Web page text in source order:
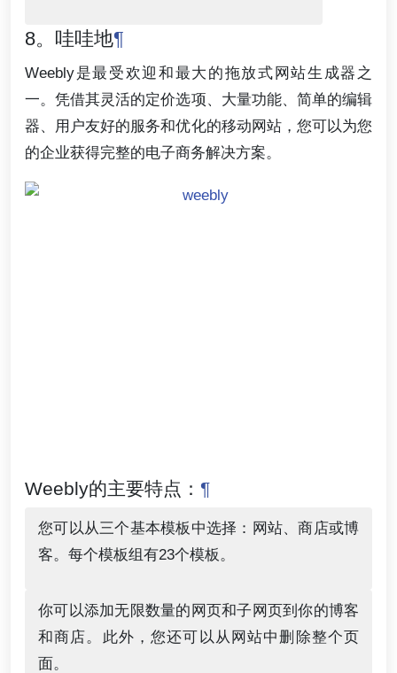
8。哇哇地¶
Weebly是最受欢迎和最大的拖放式网站生成器之
一。凭借其灵活的定价选项、大量功能、简单的编辑
器、用户友好的服务和优化的移动网站，您可以为您
的企业获得完整的电子商务解决方案。
Weebly的主要特点： ¶
您可以从三个基本模板中选择：网站、商店或博
客。每个模板组有23个模板。
你可以添加无限数量的网页和子网页到你的博客
和商店。此外，您还可以从网站中删除整个页
面。